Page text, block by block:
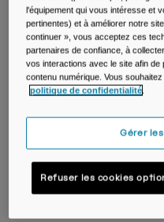
Accessoires
Tout Voir
Tasse isotherme
38155-001-OS
l'équipement qui vous intéresse et
pertinentes) et à améliorer notre
continuer », vous acceptez ces
partenaires de confiance, à
vos interactions avec le site afin
contenu numérique. Vous
politique de confidentialité.
Gérer
Refuser les cookies